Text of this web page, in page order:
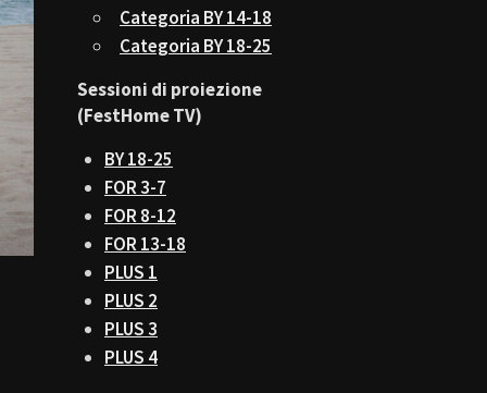
Categoria BY 14-18
Categoria BY 18-25
Sessioni di proiezione
(FestHome TV)
BY 18-25
FOR 3-7
FOR 8-12
FOR 13-18
PLUS 1
PLUS 2
PLUS 3
PLUS 4